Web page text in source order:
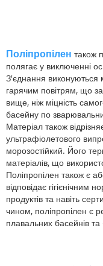
Поліпропілен також
полягає у виключенні
З'єднання виконуються
гарячим повітрям, що
вище, ніж міцність
басейну по
Матеріал також
ультрафіолетового
морозостійкий. Його
матеріалів, що
Поліпропілен також є
відповідає
продуктів та навіть
чином, поліпропілен є
плавальних басейнів та